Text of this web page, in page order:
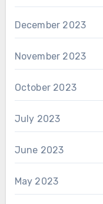
December 2023
November 2023
October 2023
July 2023
June 2023
May 2023